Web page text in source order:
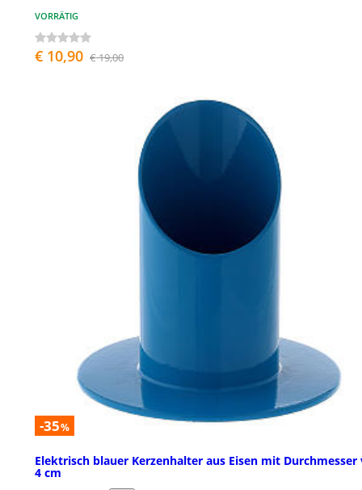
VORRÄTIG
€ 10,90 € 19,00
-35%
Elektrisch blauer Kerzenhalter aus Eisen mit Durchmesser
4 cm